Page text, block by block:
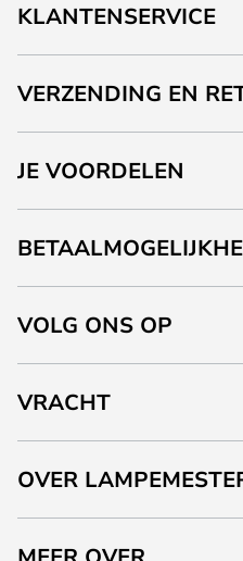
KLANTENSERVICE
VERZENDING EN
JE VOORDELEN
VOLG ONS OP
VRACHT
OVER